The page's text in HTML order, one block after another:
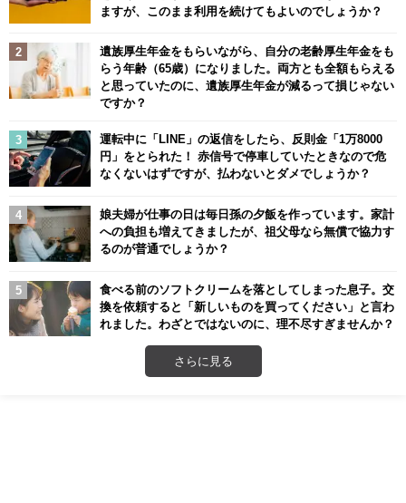
ますが、このまま利用を続けてもよいのでしょうか？
遺族厚生年金をもらいながら、自分の老齢厚生年金をも
らう年齢（65歳）になりました。両方とも全額もらえる
と思っていたのに、遺族厚生年金が減るって損じゃない
ですか？
運転中に「LINE」の返信をしたら、反則金「1万8000
円」をとられた！ 赤信号で停車していたときなので危
なくないはずですが、払わないとダメでしょうか？
娘夫婦が仕事の日は毎日孫の夕飯を作っています。家計
への負担も増えてきましたが、祖父母なら無償で協力す
るのが普通でしょうか？
食べる前のソフトクリームを落としてしまった息子。交
換を依頼すると「新しいものを買ってください」と言わ
れました。わざとではないのに、理不尽すぎませんか？
さらに見る